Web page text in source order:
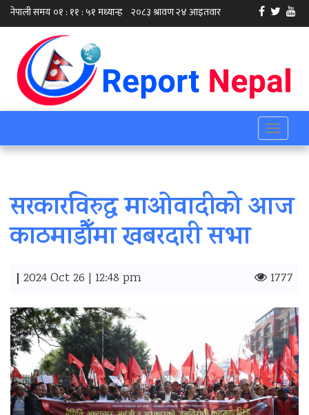
Toggle
सरकारविरुद्ध माओवादीको आज
काठमाडौँमा खबरदारी सभा
| 2024 Oct 26 | 12:48 pm 1777